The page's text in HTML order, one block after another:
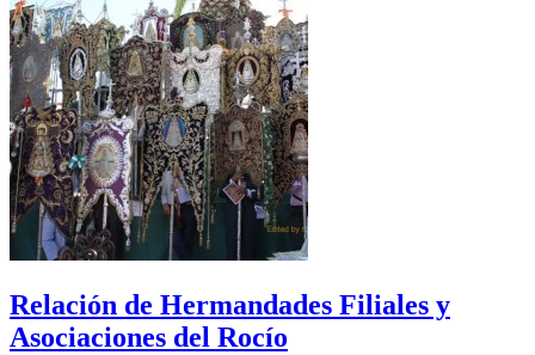
Relación de Hermandades Filiales y
Asociaciones del Rocío